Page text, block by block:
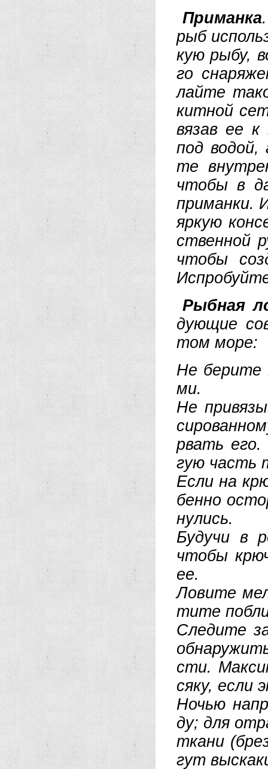
При­ман­ка
рыб
кую ры­бу,
го
лай­те
кит­ной
вя­зав ее
под
те
что­бы в
при­ман­ки.
яр­кую
ст­вен­ной
что­бы
Рыб­ная
дую­щие
том
Не бе­ри­те
ми.
Не
рвать его.
гую часть
Ес­ли на
бен­но
ну­лись.
Бу­ду­чи в
что­бы
ее.
Ло­ви­те
ти­те
Сле­ди­те
сти.
ся­ку, ес­ли
Но­чью
ду; для
тка­ни
гут